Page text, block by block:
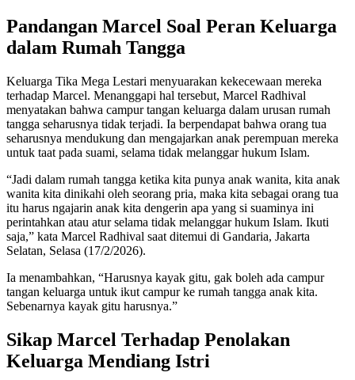
Pandangan Marcel Soal Peran Keluarga
dalam Rumah Tangga
Keluarga Tika Mega Lestari menyuarakan kekecewaan mereka
terhadap Marcel. Menanggapi hal tersebut, Marcel Radhival
menyatakan bahwa campur tangan keluarga dalam urusan rumah
tangga seharusnya tidak terjadi. Ia berpendapat bahwa orang tua
seharusnya mendukung dan mengajarkan anak perempuan mereka
untuk taat pada suami, selama tidak melanggar hukum Islam.
“Jadi dalam rumah tangga ketika kita punya anak wanita, kita anak
wanita kita dinikahi oleh seorang pria, maka kita sebagai orang tua
itu harus ngajarin anak kita dengerin apa yang si suaminya ini
perintahkan atau atur selama tidak melanggar hukum Islam. Ikuti
saja,” kata Marcel Radhival saat ditemui di Gandaria, Jakarta
Selatan, Selasa (17/2/2026).
Ia menambahkan, “Harusnya kayak gitu, gak boleh ada campur
tangan keluarga untuk ikut campur ke rumah tangga anak kita.
Sebenarnya kayak gitu harusnya.”
Sikap Marcel Terhadap Penolakan
Keluarga Mendiang Istri